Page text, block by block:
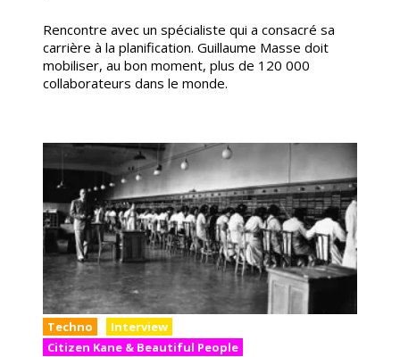
Rencontre avec un spécialiste qui a consacré sa
carrière à la planification. Guillaume Masse doit
mobiliser, au bon moment, plus de 120 000
collaborateurs dans le monde.
Techno
Interview
Citizen Kane & Beautiful People